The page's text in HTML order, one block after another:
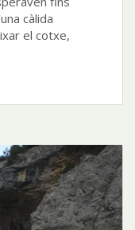
càlida
el cotxe,